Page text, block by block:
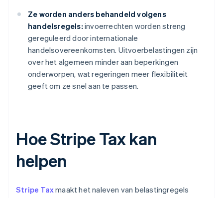
Ze worden anders behandeld volgens
handelsregels: invoerrechten worden streng
gereguleerd door internationale
handelsovereenkomsten. Uitvoerbelastingen zijn
over het algemeen minder aan beperkingen
onderworpen, wat regeringen meer flexibiliteit
geeft om ze snel aan te passen.
Hoe Stripe Tax kan
helpen
Stripe Taxmaakt het naleven van belastingregels